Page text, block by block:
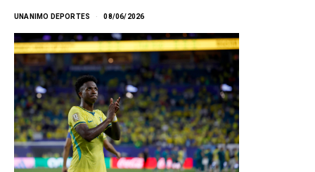
UNANIMO DEPORTES 08/06/2026